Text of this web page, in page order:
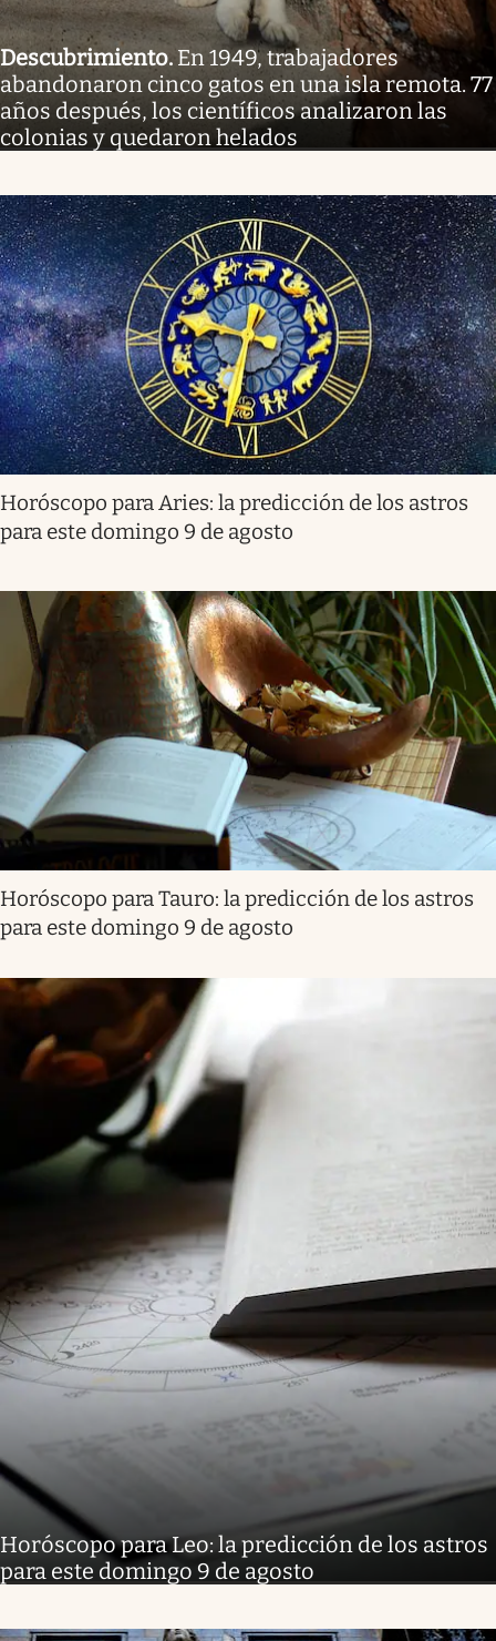
Descubrimiento.En 1949, trabajadores
abandonaron cinco gatos en una isla remota. 77
años después, los científicos analizaron las
colonias y quedaron helados
Horóscopo para Aries: la predicción de los astros
para este domingo 9 de agosto
Horóscopo para Tauro: la predicción de los astros
para este domingo 9 de agosto
Horóscopo para Leo: la predicción de los astros
para este domingo 9 de agosto